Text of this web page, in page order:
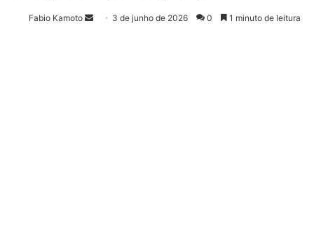
Fabio Kamoto 3 de junho de 2026 0 1 minuto de leitura